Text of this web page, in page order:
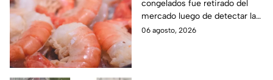
detectan salmonella en
España
congelados fue retirado del
mercado luego de detectar la
presencia de salmonella, una
06 agosto, 2026